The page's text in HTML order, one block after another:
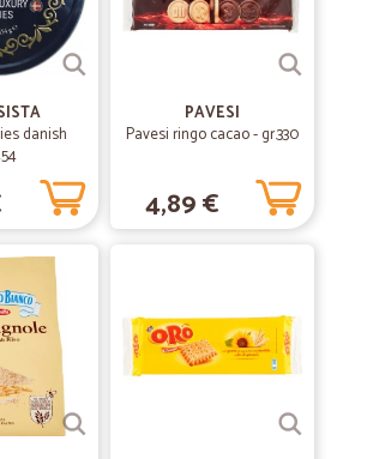
arriva puntuale, con corriere refrigerato ed è
sono tutti di qualità e soddisfacenti. Nel
vada bene, e il livello dei prezzi è compensato
Continuerò a fare la spesa da voi.
—
prezzo
prezzo
—Debora P.
e prodotti perfetti!!
danish
PAVESI
Pavesi ringo cacao - gr.330
4,89 €